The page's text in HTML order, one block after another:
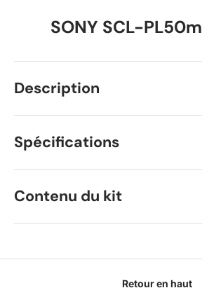
SONY SCL-
Description
Spécifications
Contenu du kit
Retour en haut